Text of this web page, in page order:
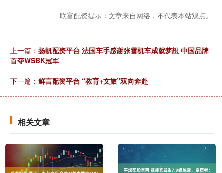
联富配资提示：文章来自网络，不代表本站观点。
上一篇： 扬帆配资平台 法国车手感谢张雪机车成就梦想 中国品牌
首夺WSBK冠军
下一篇： 鲜言配资平台 “教育+文旅”双向奔赴
相关文章